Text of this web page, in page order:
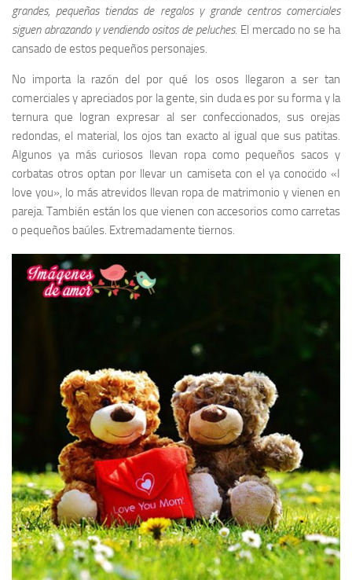
grandes, pequeñas tiendas de regalos y grande centros comerciales
siguen abrazando y vendiendo ositos de peluches. El mercado no se ha
cansado de estos pequeños personajes.
No importa la razón del por qué los osos llegaron a ser tan
comerciales y apreciados por la gente, sin duda es por su forma y la
ternura que logran expresar al ser confeccionados, sus orejas
redondas, el material, los ojos tan exacto al igual que sus patitas.
Algunos ya más curiosos llevan ropa como pequeños sacos y
corbatas otros optan por llevar un camiseta con el ya conocido «I
love you», lo más atrevidos llevan ropa de matrimonio y vienen en
pareja. También están los que vienen con accesorios como carretas
o pequeños baúles. Extremadamente tiernos.